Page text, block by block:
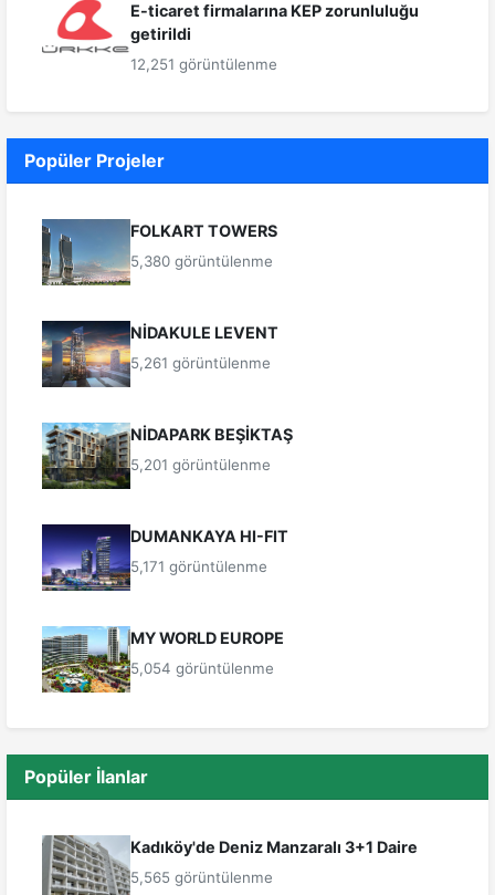
E-ticaret firmalarına KEP zorunluluğu
getirildi
12,251 görüntülenme
Popüler Projeler
FOLKART TOWERS
5,380 görüntülenme
NİDAKULE LEVENT
5,261 görüntülenme
NİDAPARK BEŞİKTAŞ
5,201 görüntülenme
DUMANKAYA HI-FIT
5,171 görüntülenme
MY WORLD EUROPE
5,054 görüntülenme
Popüler İlanlar
Kadıköy'de Deniz Manzaralı 3+1 Daire
5,565 görüntülenme